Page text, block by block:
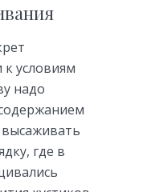
условиям
надо
высаживать
где в